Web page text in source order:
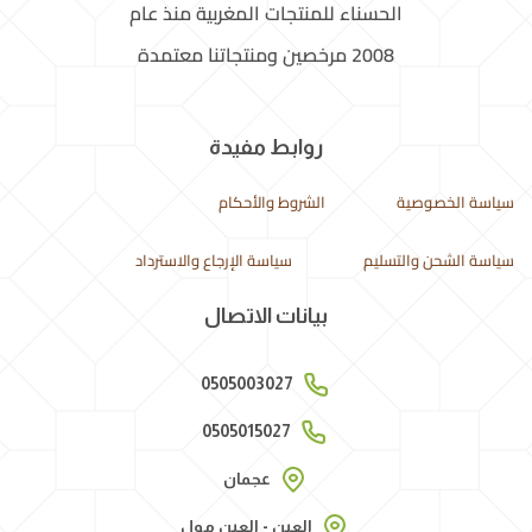
الحسناء للمنتجات المغربية منذ عام
2008 مرخصين ومنتجاتنا معتمدة
روابط مفيدة
سياسة الخصوصية الشروط والأحكام
سياسة الشحن والتسليم سياسة الإرجاع والاسترداد
بيانات الاتصال
0505003027
0505015027
عجمان
العين - العين مول